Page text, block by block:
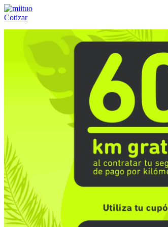
Cotizar
(55) 84-21-05-00ó800-953-00-59